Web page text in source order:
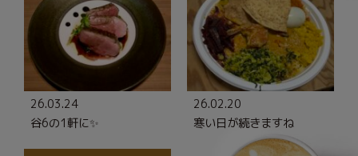
26.03.24
谷6の1軒に✨
26.02.20
寒い日が続きますね